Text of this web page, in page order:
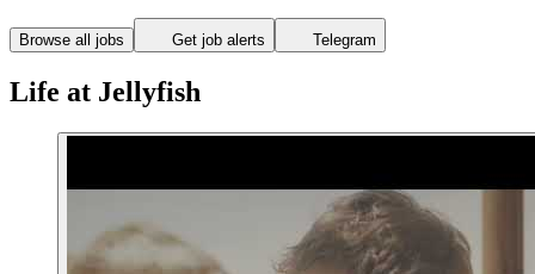
Browse all jobs Get job alerts Telegram
Life at Jellyfish